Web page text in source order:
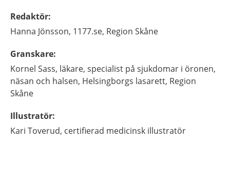
Redaktör:
Hanna Jönsson, 1177.se, Region Skåne
Granskare:
Kornel Sass, läkare, specialist på sjukdomar i öronen,
näsan och halsen, Helsingborgs lasarett, Region
Skåne
Illustratör:
Kari Toverud, certifierad medicinsk illustratör